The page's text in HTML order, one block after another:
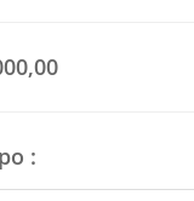
: